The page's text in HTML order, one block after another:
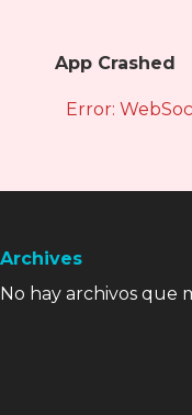
App Crashed
Error:
Archives
No hay archivos que